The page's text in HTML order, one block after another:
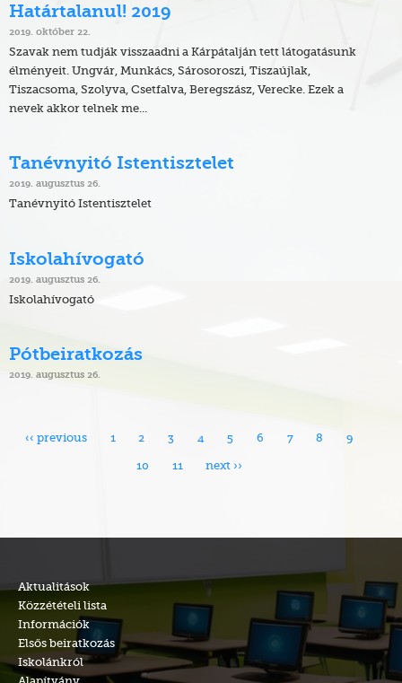
Határtalanul! 2019
2019. október 22.
Szavak nem tudják visszaadni a Kárpátalján tett látogatásunk
élményeit. Ungvár, Munkács, Sárosoroszi, Tiszaújlak,
Tiszacsoma, Szolyva, Csetfalva, Beregszász, Verecke. Ezek a
nevek akkor telnek me...
Tanévnyitó Istentisztelet
2019. augusztus 26.
Tanévnyitó Istentisztelet
Iskolahívogató
2019. augusztus 26.
Iskolahívogató
Pótbeiratkozás
2019. augusztus 26.
‹‹ previous 1 2 3 4 5 6 7 8
9
10
11 next ››
Aktualitások
Közzétételi lista
Információk
Elsős beiratkozás
Iskolánkról